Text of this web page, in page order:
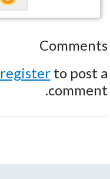
Comments
registerto post a
comment.